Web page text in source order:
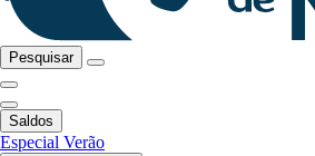
Pesquisar
Saldos
Especial Verão